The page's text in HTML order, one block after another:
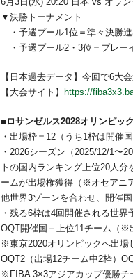
▼決勝トーナメント
・予選プール1位＝準々決勝進
・予選プール2・3位＝プレー
【日本過去データ】今回で6大
【大会サイト】
https://
■ロサンゼルス2028オリンピッ
・出場枠＝12（うち1枠は開催
・2026シーズン（2025/12/1〜
トの国内ランキング上位20人
ームが出場権獲得（※オセアニ
他世界3ゾーンを合わせ、開催
・残る6枠は4回開催される世界
OQT開催国＋上位11チーム（※
※東京2020オリンピックへ出場
OQT2（出場12チーム中2枠）
※FIBA 3×3アジアカップ優勝チ